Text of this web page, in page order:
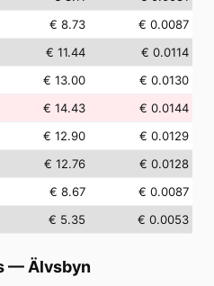
€ 8.73
€ 0.0087
€ 11.44
€ 0.0114
€ 13.00
€ 0.0130
€ 14.43
€ 0.0144
€ 12.90
€ 0.0129
€ 12.76
€ 0.0128
€ 8.67
€ 0.0087
€ 5.35 € 0.0053
— Älvsbyn